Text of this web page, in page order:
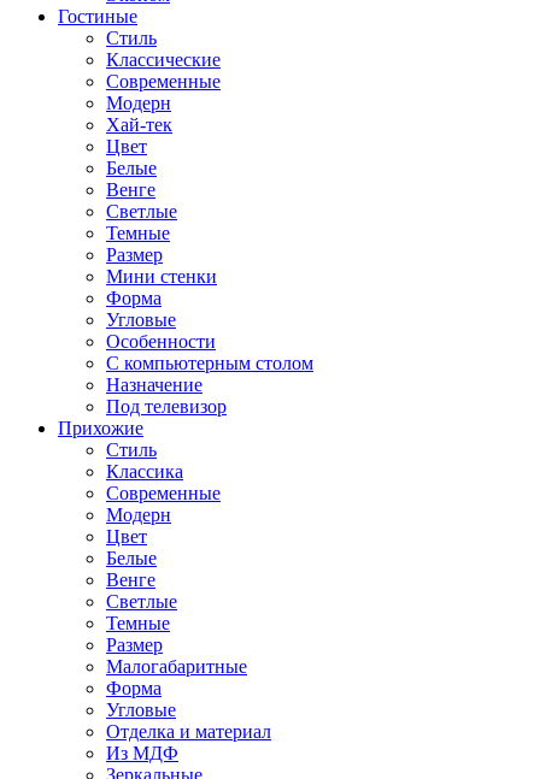
Гостиные
Стиль
Классические
Современные
Модерн
Хай-тек
Цвет
Белые
Венге
Светлые
Темные
Размер
Мини стенки
Форма
Угловые
Особенности
С компьютерным столом
Назначение
Под телевизор
Прихожие
Стиль
Классика
Современные
Модерн
Цвет
Белые
Венге
Светлые
Темные
Размер
Малогабаритные
Форма
Угловые
Отделка и материал
Из МДФ
Зеркальные